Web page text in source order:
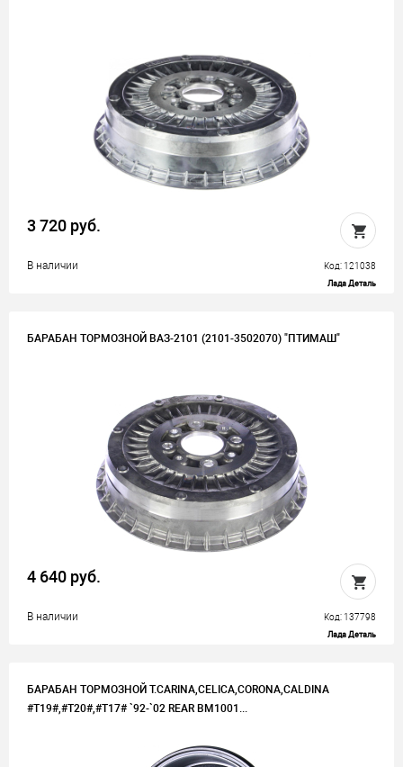
3 720 руб.
В наличии Код: 121038
Лада Деталь
БАРАБАН ТОРМОЗНОЙ ВАЗ-2101 (2101-3502070) "ПТИМАШ"
4 640 руб.
В наличии Код: 137798
Лада Деталь
БАРАБАН ТОРМОЗНОЙ T.CARINA,CELICA,CORONA,CALDINA
#T19#,#T20#,#T17# `92-`02 REAR BM1001...